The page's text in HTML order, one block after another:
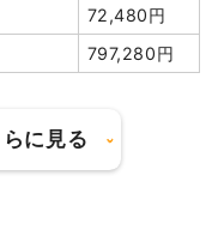
72,480円
797,280円
に見る